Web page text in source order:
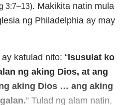
3:7–13). Makikita natin mula
ng Philadelphia ay may
katulad nito: “Isusulat ko
ng aking Dios, at ang
aking Dios … ang aking
” Tulad ng alam natin,